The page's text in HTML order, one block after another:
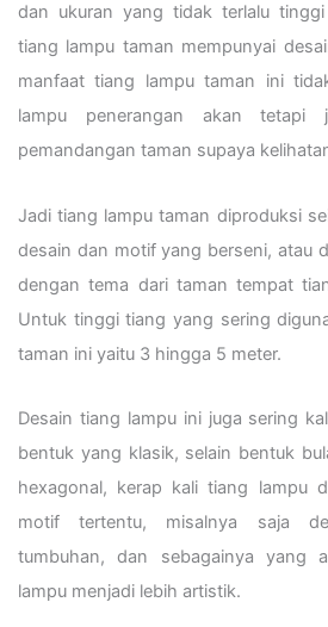
dan ukuran yang tidak terlalu
tiang lampu taman mempunyai
manfaat tiang lampu taman ini
lampu penerangan akan tetapi
pemandangan taman supaya
Jadi tiang lampu taman diproduksi
desain dan motif yang berseni, atau
dengan tema dari taman tempat
Untuk tinggi tiang yang sering
taman ini yaitu 3 hingga 5 meter.
Desain tiang lampu ini juga sering
bentuk yang klasik, selain bentuk
hexagonal, kerap kali tiang lampu
motif tertentu, misalnya saja
tumbuhan, dan sebagainya yang
lampu menjadi lebih artistik.